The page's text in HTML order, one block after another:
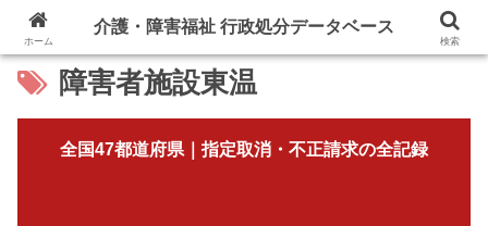
障害者施設東温
全国47都道府県｜指定取消・不正請求の全記録
ホーム
介護・障害福祉 行政処分データベース
検索